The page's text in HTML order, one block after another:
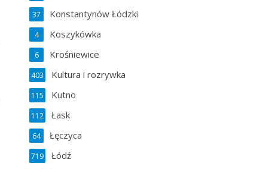
Konstantynów Łódzki
37
Koszykówka
4
Krośniewice
6
Kultura i rozrywka
403
Kutno
115
Łask
112
Łęczyca
64
Łódź
719